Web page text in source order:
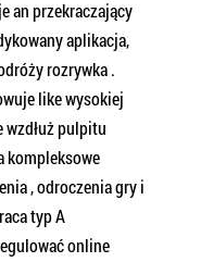
an przekraczający
aplikacja,
rozrywka .
like wysokiej
wzdłuż pulpitu
kompleksowe
, odroczenia gry i
typ A
online